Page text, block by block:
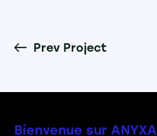
Prev Project
Bienvenue sur ANYXA